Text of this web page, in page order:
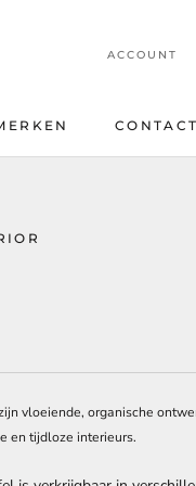
CONTACT
ACCOUNT
vloeiende, organische
en tijdloze interieurs.